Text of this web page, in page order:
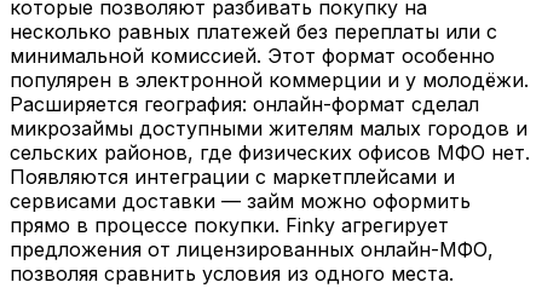
которые позволяют разбивать покупку на
несколько равных платежей без переплаты или с
минимальной комиссией. Этот формат особенно
популярен в электронной коммерции и у молодёжи.
Расширяется география: онлайн-формат сделал
микрозаймы доступными жителям малых городов и
сельских районов, где физических офисов МФО нет.
Появляются интеграции с маркетплейсами и
сервисами доставки — займ можно оформить
прямо в процессе покупки. Finky агрегирует
предложения от лицензированных онлайн-МФО,
позволяя сравнить условия из одного места.